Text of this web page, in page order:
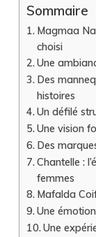
Sommaire
Magmaa
choisi
Une
Des
histoires
Un défilé
Une vision
Des
Chantelle :
femmes
Mafalda
Une
Une